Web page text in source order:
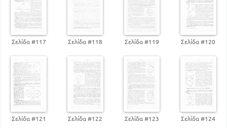
Σελίδα #117 Σελίδα #118 Σελίδα #119 Σελίδα #120
Σελίδα #121 Σελίδα #122 Σελίδα #123 Σελίδα #124